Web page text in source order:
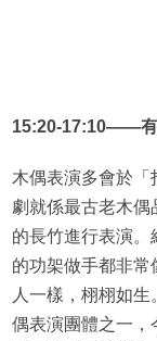
15:20-17:10——
木偶表演多會於
劇就係最古老木偶
的長竹進行表演。
的功架做手都非
人一樣，栩栩如
偶表演團體之一，